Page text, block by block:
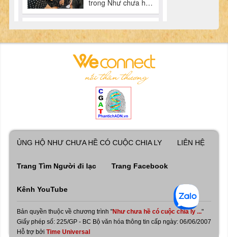
ỦNG HỘ NHƯ CHƯA HỀ CÓ CUỘC CHIA LY LIÊN HỆ
Trang Tìm Người đi lạc Trang Facebook
Kênh YouTube
Bản quyền thuộc về chương trình "Như chưa hề có cuộc chia ly ..."
Giấy phép số: 225/GP - BC Bộ văn hóa thông tin cấp ngày: 06/06/2007
Hỗ trợ bởi Time Universal